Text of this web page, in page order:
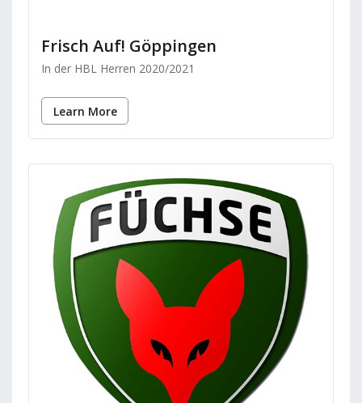
Frisch Auf! Göppingen
In der HBL Herren 2020/2021
Learn More